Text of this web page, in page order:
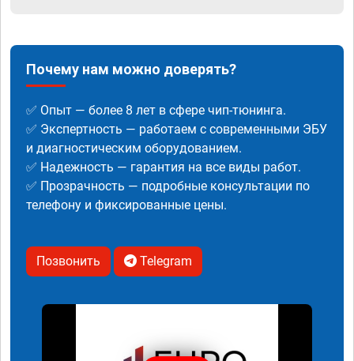
Почему нам можно доверять?
✅ Опыт — более 8 лет в сфере чип-тюнинга.
✅ Экспертность — работаем с современными ЭБУ
и диагностическим оборудованием.
✅ Надежность — гарантия на все виды работ.
✅ Прозрачность — подробные консультации по
телефону и фиксированные цены.
Позвонить Telegram